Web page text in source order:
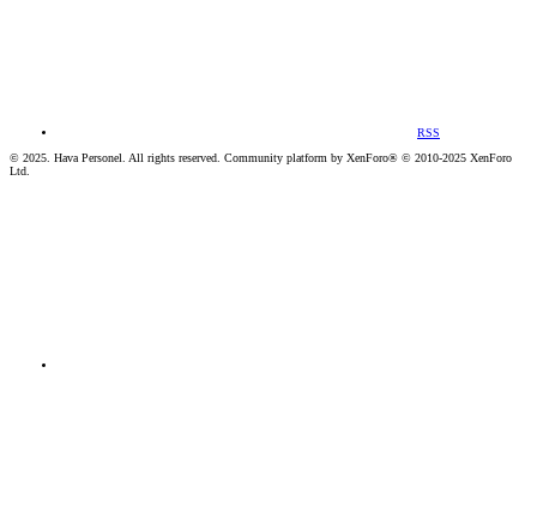
RSS
© 2025. Hava Personel. All rights reserved. Community platform by XenForo® © 2010-2025 XenForo
Ltd.